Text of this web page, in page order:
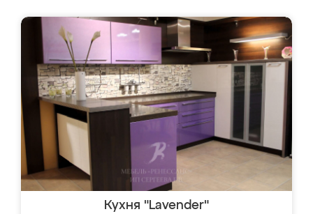
Кухня "Lavender"